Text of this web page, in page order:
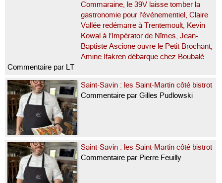
Commaraine, le 39V laisse tomber la
gastronomie pour l’événementiel, Claire
Vallée redémarre à Trentemoult, Kevin
Kowal à l’Impérator de Nîmes, Jean-
Baptiste Ascione ouvre le Petit Brochant,
Amine Ifakren débarque chez Boubalé
Commentaire par LT
Saint-Savin : les Saint-Martin côté bistrot
Commentaire par Gilles Pudlowski
Saint-Savin : les Saint-Martin côté bistrot
Commentaire par Pierre Feuilly